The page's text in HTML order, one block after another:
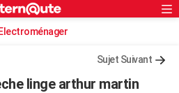
S'inscrire
Electroménager
Sujet Suivant
linge arthur martin